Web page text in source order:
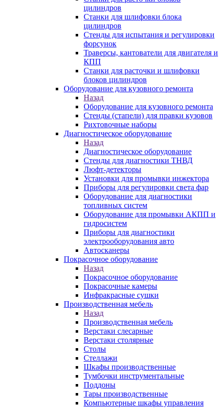
цилиндров
Станки для шлифовки блока
цилиндров
Стенды для испытания и регулировки
форсунок
Траверсы, кантователи для двигателя и
КПП
Станки для расточки и шлифовки
блоков цилиндров
Оборудование для кузовного ремонта
Назад
Оборудование для кузовного ремонта
Стенды (стапели) для правки кузовов
Рихтовочные наборы
Диагностическое оборудование
Назад
Диагностическое оборудование
Стенды для диагностики ТНВД
Люфт-детекторы
Установки для промывки инжектора
Приборы для регулировки света фар
Оборудование для диагностики
топливных систем
Оборудование для промывки АКПП и
гидросистем
Приборы для диагностики
электрооборудования авто
Автосканеры
Покрасочное оборудование
Назад
Покрасочное оборудование
Покрасочные камеры
Инфракрасные сушки
Производственная мебель
Назад
Производственная мебель
Верстаки слесарные
Верстаки столярные
Столы
Стеллажи
Шкафы производственные
Тумбочки инструментальные
Поддоны
Тары производственные
Компьютерные шкафы управления